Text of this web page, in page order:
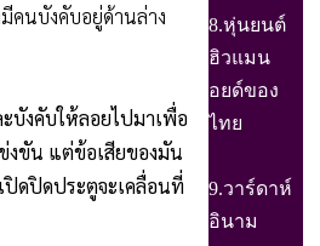
8.หุ่นยนต์
ฮิวแมน
อยด์ของ
ไทย
9.วาร์ดาห์
อินาม
คนบังคับอยู่ด้านล่าง
บังคับให้ลอยไปมาเพื่อ
ขัน แต่ข้อเสียของมัน
ปิดปิดประตูจะเคลื่อนที่